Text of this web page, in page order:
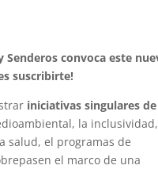
Senderos convoca este
suscribirte!
iniciativas singulares de
la
salud, el programas de
el marco de una